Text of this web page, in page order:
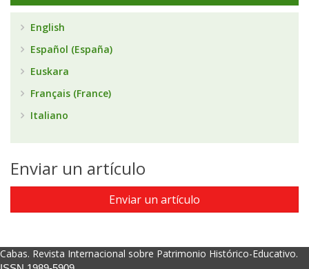
English
Español (España)
Euskara
Français (France)
Italiano
Enviar un artículo
Enviar un artículo
Cabas. Revista Internacional sobre Patrimonio Histórico-Educativo.